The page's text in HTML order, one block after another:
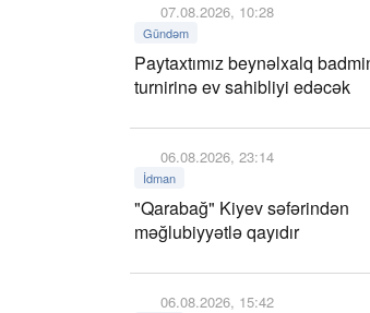
07.08.2026, 10:28
Gündəm
Paytaxtımız beynəlxalq
turnirinə ev sahibliyi edəcək
06.08.2026, 23:14
İdman
"Qarabağ" Kiyev səfərindən
məğlubiyyətlə qayıdır
06.08.2026, 15:42